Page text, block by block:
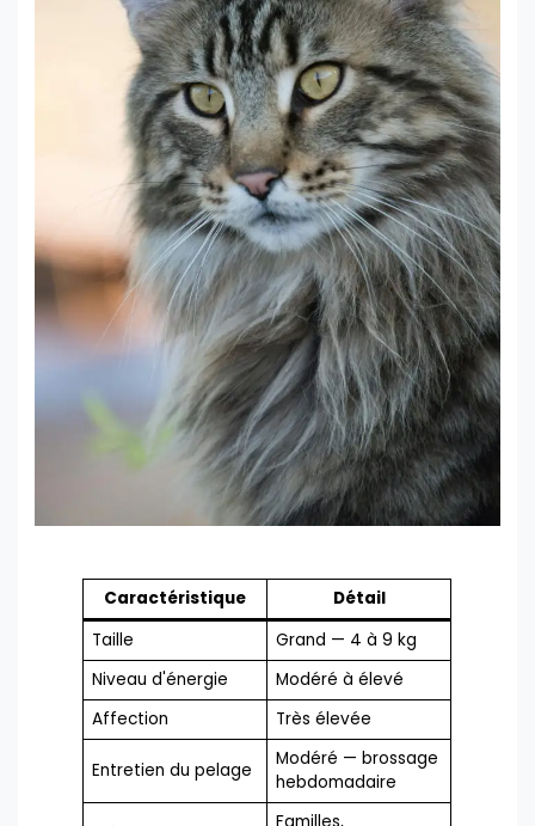
Caractéristique
Détail
Taille
Grand — 4 à 9 kg
Niveau d'énergie
Modéré à élevé
Affection
Très élevée
Entretien du pelage
Modéré — brossage
hebdomadaire